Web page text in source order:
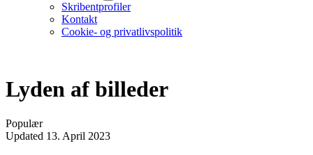
Skribentprofiler
Kontakt
Cookie- og privatlivspolitik
Lyden af billeder
Populær
Updated 13. April 2023